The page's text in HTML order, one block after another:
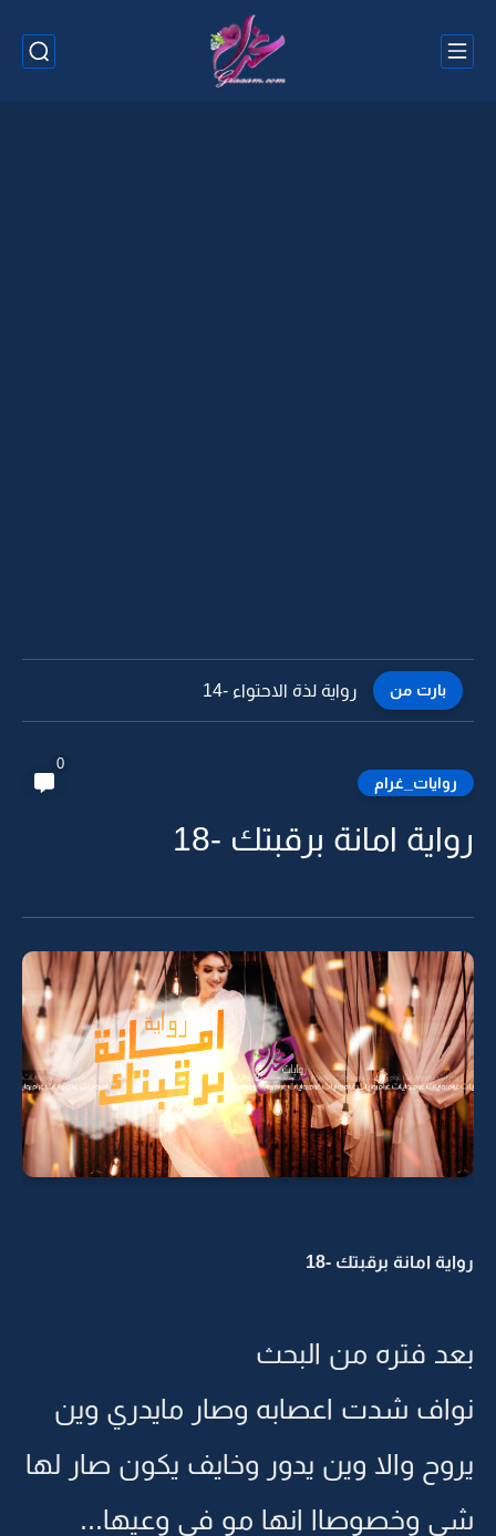
بارت من رواية لذة الاحتواء -13
روايات_غرام
0
رواية امانة برقبتك -18
رواية امانة برقبتك -18
بعد فتره من البحث
نواف شدت اعصابه وصار مايدري وين
يروح والا وين يدور وخايف يكون صار لها
شي وخصوصاا انها مو في وعيها...